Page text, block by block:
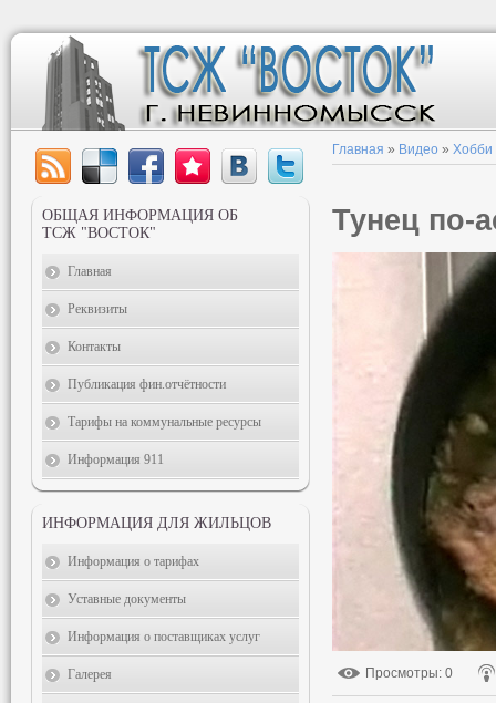
Главная » Видео » Хобби
Тунец по-
Просмотры: 0
ОБЩАЯ ИНФОРМАЦИЯ ОБ
ТСЖ "ВОСТОК"
Главная
Реквизиты
Контакты
Публикация фин.отчётности
Тарифы на коммунальные ресурсы
Информация 911
ИНФОРМАЦИЯ ДЛЯ ЖИЛЬЦОВ
Информация о тарифах
Уставные документы
Информация о поставщиках услуг
Галерея